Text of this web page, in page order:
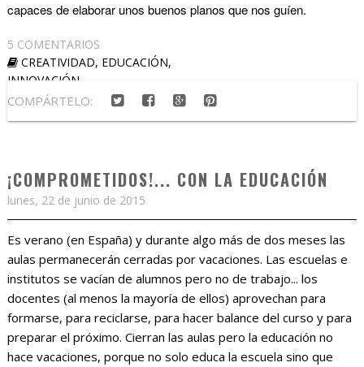
capaces de elaborar unos buenos planos que nos guíen.
5 COMENTARIOS
CREATIVIDAD, EDUCACIÓN,
INNOVACIÓN
COMPÁRTELO:
¡COMPROMETIDOS!... CON LA EDUCACIÓN
lunes, 22 de junio de 2015
Es verano (en España) y durante algo más de dos meses las
aulas permanecerán cerradas por vacaciones. Las escuelas e
institutos se vacían de alumnos pero no de trabajo... los
docentes (al menos la mayoría de ellos) aprovechan para
formarse, para reciclarse, para hacer balance del curso y para
preparar el próximo. Cierran las aulas pero la educación no
hace vacaciones, porque no solo educa la escuela sino que